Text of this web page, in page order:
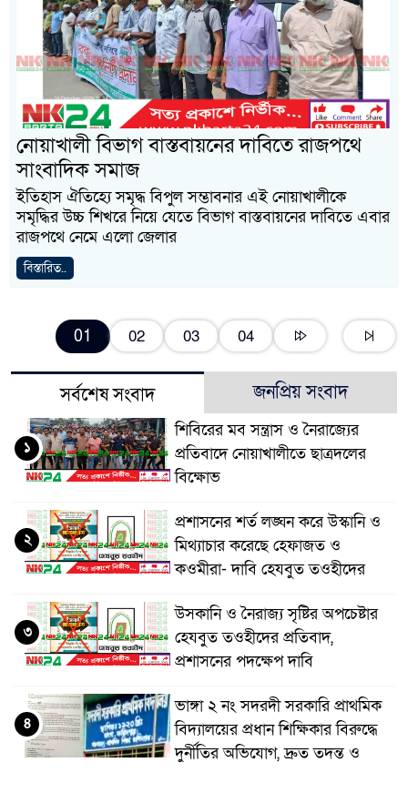
নোয়াখালী বিভাগ বাস্তবায়নের দাবিতে রাজপথে
সাংবাদিক সমাজ
ইতিহাস ঐতিহ্যে সমৃদ্ধ বিপুল সম্ভাবনার এই নোয়াখালীকে
সমৃদ্ধির উচ্চ শিখরে নিয়ে যেতে বিভাগ বাস্তবায়নের দাবিতে এবার
রাজপথে নেমে এলো জেলার
বিস্তারিত..
01 02 03 04
সর্বশেষ সংবাদ জনপ্রিয় সংবাদ
শিবিরের মব সন্ত্রাস ও নৈরাজ্যের
প্রতিবাদে নোয়াখালীতে ছাত্রদলের
বিক্ষোভ
১
প্রশাসনের শর্ত লঙ্ঘন করে উস্কানি ও
মিথ্যাচার করেছে হেফাজত ও
কওমীরা- দাবি হেযবুত তওহীদের
২
উসকানি ও নৈরাজ্য সৃষ্টির অপচেষ্টার
হেযবুত তওহীদের প্রতিবাদ,
প্রশাসনের পদক্ষেপ দাবি
৩
ভাঙ্গা ২ নং সদরদী সরকারি প্রাথমিক
বিদ্যালয়ের প্রধান শিক্ষিকার বিরুদ্ধে
দুর্নীতির অভিযোগ, দ্রুত তদন্ত ও
৪